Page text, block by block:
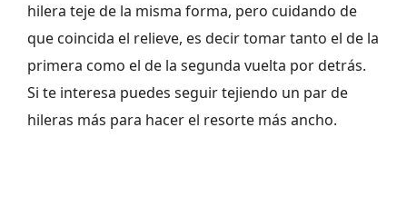
hilera teje de la misma forma, pero cuidando de
que coincida el relieve, es decir tomar tanto el de la
primera como el de la segunda vuelta por detrás.
Si te interesa puedes seguir tejiendo un par de
hileras más para hacer el resorte más ancho.